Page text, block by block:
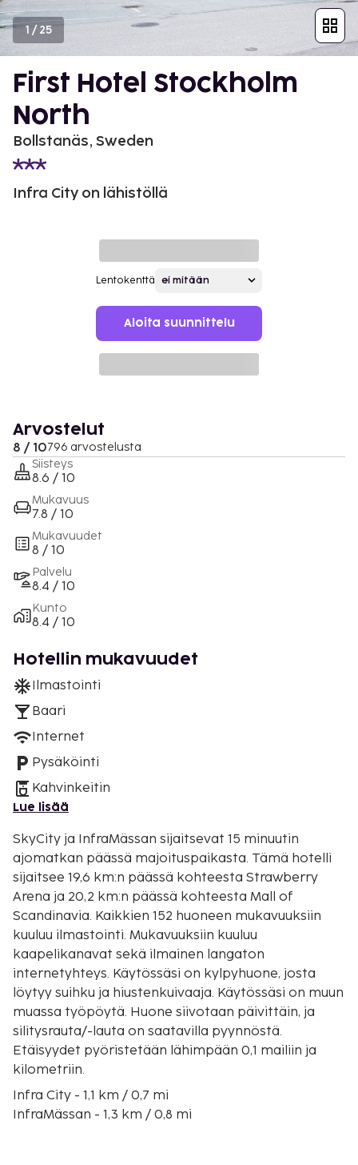
1 /25
First Hotel Stockholm
North
Bollstanäs, Sweden
Infra City on lähistöllä
Lentokenttä
Aloita suunnittelu
Arvostelut
8 / 10796 arvostelusta
Siisteys
8.6 / 10
Mukavuus
7.8 / 10
Mukavuudet
8 / 10
Palvelu
8.4 / 10
Kunto
8.4 / 10
Hotellin mukavuudet
Ilmastointi
Baari
Internet
Pysäköinti
Kahvinkeitin
Lue lisää
SkyCity ja InfraMässan sijaitsevat 15 minuutin
ajomatkan päässä majoituspaikasta. Tämä hotelli
sijaitsee 19,6 km:n päässä kohteesta Strawberry
Arena ja 20,2 km:n päässä kohteesta Mall of
Scandinavia. Kaikkien 152 huoneen mukavuuksiin
kuuluu ilmastointi. Mukavuuksiin kuuluu
kaapelikanavat sekä ilmainen langaton
internetyhteys. Käytössäsi on kylpyhuone, josta
löytyy suihku ja hiustenkuivaaja. Käytössäsi on muun
muassa työpöytä. Huone siivotaan päivittäin, ja
silitysrauta/-lauta on saatavilla pyynnöstä.
Etäisyydet pyöristetään lähimpään 0,1 mailiin ja
kilometriin.
Infra City - 1,1 km / 0,7 mi
InfraMässan - 1,3 km / 0,8 mi